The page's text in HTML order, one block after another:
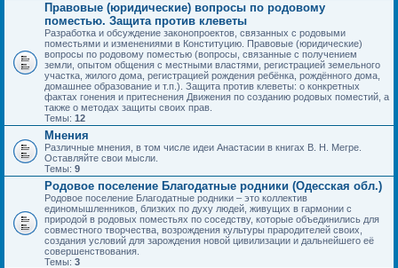
Правовые (юридические) вопросы по родовому
поместью. Защита против клеветы
Разработка и обсуждение законопроектов, связанных с родовыми
поместьями и изменениями в Конституцию. Правовые (юридические)
вопросы по родовому поместью (вопросы, связанные с получением
земли, опытом общения с местными властями, регистрацией земельного
участка, жилого дома, регистрацией рождения ребёнка, рождённого дома,
домашнее образование и т.п.). Защита против клеветы: о конкретных
фактах гонения и притеснения Движения по созданию родовых поместий, а
также о методах защиты своих прав.
Темы: 12
Мнения
Различные мнения, в том числе идеи Анастасии в книгах В. Н. Мегре.
Оставляйте свои мысли.
Темы: 9
Родовое поселение Благодатные родники (Одесская обл.)
Родовое поселение Благодатные родники – это коллектив
единомышленников, близких по духу людей, живущих в гармонии с
природой в родовых поместьях по соседству, которые объединились для
совместного творчества, возрождения культуры прародителей своих,
создания условий для зарождения новой цивилизации и дальнейшего её
совершенствования.
Темы: 3